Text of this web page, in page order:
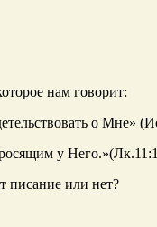
нам говорит:
о Мне»
у
писание или нет?